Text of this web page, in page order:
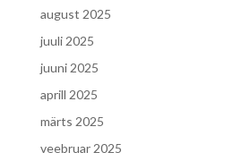
august 2025
juuli 2025
juuni 2025
aprill 2025
märts 2025
veebruar 2025